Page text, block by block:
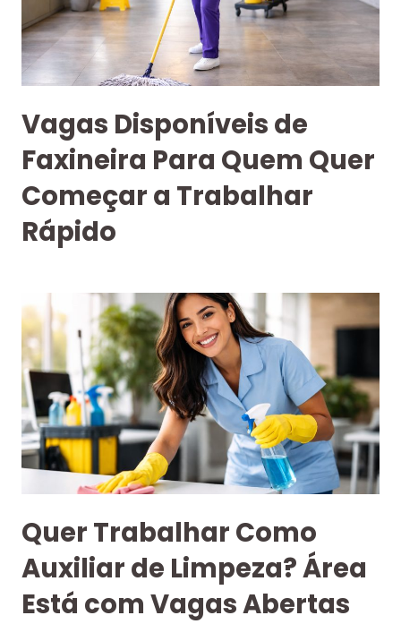
Vagas Disponíveis de
Faxineira Para Quem Quer
Começar a Trabalhar
Rápido
Quer Trabalhar Como
Auxiliar de Limpeza? Área
Está com Vagas Abertas